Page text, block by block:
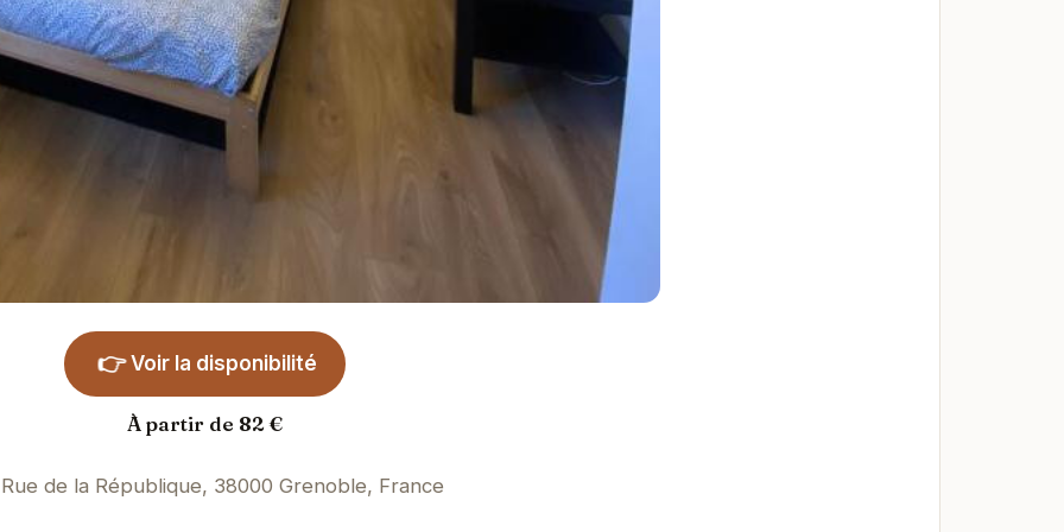
👉 Voir la disponibilité
À partir de 82 €
de la République, 38000 Grenoble, France